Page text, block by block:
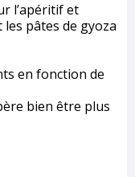
l’apéritif et
pâtes de gyoza
en fonction de
bien être plus